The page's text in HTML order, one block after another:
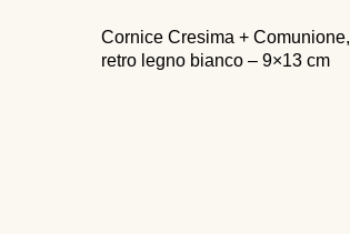
Cornice Cresima + Comunione,
retro legno bianco – 9×13 cm